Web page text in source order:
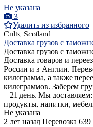
Не указана
3
Удалить из избранного
Cults, Scotland
Доставка грузов с
Доставка грузов с
Доставка товаров и
России и в Англии.
килограмма, а также
килограммов. Заберем
– 21 день. Мы
продукты, напитки,
Не указана
2 лет назад Перевозка 639